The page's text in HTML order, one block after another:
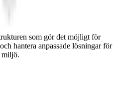
som gör det möjligt för
hantera anpassade lösningar för
miljö.